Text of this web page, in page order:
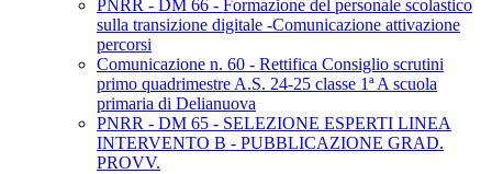
PNRR - DM 66 - Formazione del personale scolastico
sulla transizione digitale -Comunicazione attivazione
percorsi
Comunicazione n. 60 - Rettifica Consiglio scrutini
primo quadrimestre A.S. 24-25 classe 1ª A scuola
primaria di Delianuova
PNRR - DM 65 - SELEZIONE ESPERTI LINEA
INTERVENTO B - PUBBLICAZIONE GRAD.
PROVV.